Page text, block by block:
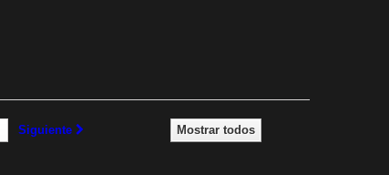
Mostrar todos
Siguiente